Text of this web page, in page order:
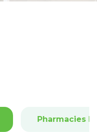
Pharmacies